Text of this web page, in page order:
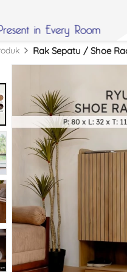
Rak Sepatu / Shoe